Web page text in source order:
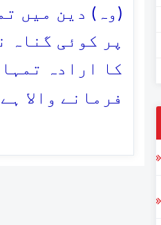
(وہ) دین میں
پر کوئی گناہ
کا ارادہ
فرمانے والا ہے